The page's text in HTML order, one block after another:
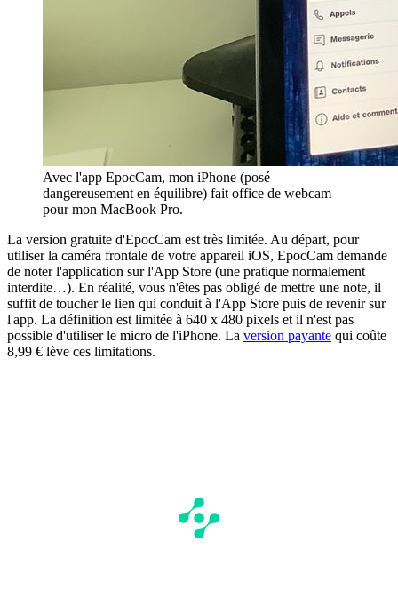
Avec l'app EpocCam, mon iPhone (posé
dangereusement en équilibre) fait office de webcam
pour mon MacBook Pro.
La version gratuite d'EpocCam est très limitée. Au départ, pour
utiliser la caméra frontale de votre appareil iOS, EpocCam demande
de noter l'application sur l'App Store (une pratique normalement
interdite…). En réalité, vous n'êtes pas obligé de mettre une note, il
suffit de toucher le lien qui conduit à l'App Store puis de revenir sur
l'app. La définition est limitée à 640 x 480 pixels et il n'est pas
possible d'utiliser le micro de l'iPhone. La version payante qui coûte
8,99 € lève ces limitations.